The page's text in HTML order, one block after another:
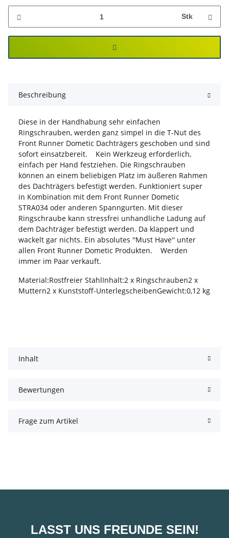
Stk
Beschreibung
Diese in der Handhabung sehr einfachen
Ringschrauben, werden ganz simpel in die T-Nut des
Front Runner Dometic Dachträgers geschoben und sind
sofort einsatzbereit. Kein Werkzeug erforderlich,
einfach per Hand festziehen. Die Ringschrauben
können an einem beliebigen Platz im äußeren Rahmen
des Dachträgers befestigt werden. Funktioniert super
in Kombination mit dem Front Runner Dometic
STRA034 oder anderen Spanngurten. Mit dieser
Ringschraube kann stressfrei unhandliche Ladung auf
dem Dachträger befestigt werden. Da klappert und
wackelt gar nichts. Ein absolutes ''Must Have'' unter
allen Front Runner Dometic Produkten. Werden
immer im Paar verkauft.
Material:Rostfreier StahlInhalt:2 x Ringschrauben2 x
Muttern2 x Kunststoff-UnterlegscheibenGewicht:0,12 kg
Inhalt
Bewertungen
Frage zum Artikel
LASST UNS FREUNDE SEIN!